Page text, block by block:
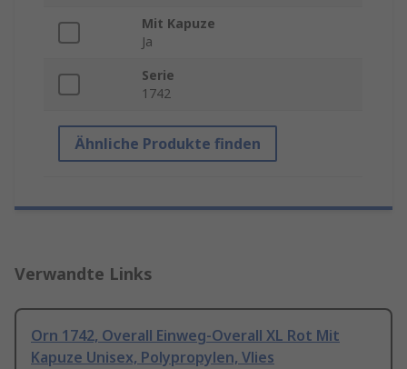
Mit Kapuze
Ja
Serie
1742
Ähnliche Produkte finden
Verwandte Links
Orn 1742, Overall Einweg-Overall XL Rot Mit
Kapuze Unisex, Polypropylen, Vlies